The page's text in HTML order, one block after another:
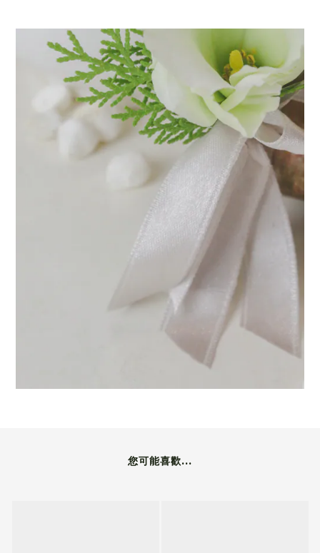
您可能喜歡...